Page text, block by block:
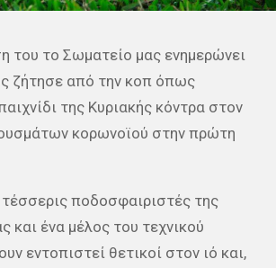
του το Σωματείο μας ενημερώνει
ζήτησε από την κοπ όπως
της Κυριακής κόντρα στον
κορωνοϊού στην πρώτη
τέσσερις ποδοσφαιριστές της
και ένα μέλος του τεχνικού
εντοπιστεί θετικοί στον ιό και,